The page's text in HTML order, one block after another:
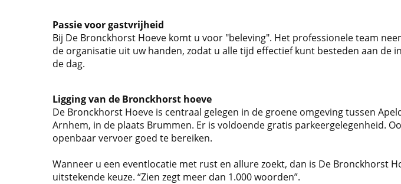
Passie voor gastvrijheid
Bij De Bronckhorst Hoeve komt u voor "beleving". Het professionele team
de organisatie uit uw handen, zodat u alle tijd effectief kunt besteden aan de
de dag.
Ligging van de Bronckhorst hoeve
De Bronckhorst Hoeve is centraal gelegen in de groene omgeving tussen
Arnhem, in de plaats Brummen. Er is voldoende gratis parkeergelegenheid.
openbaar vervoer goed te bereiken.
Wanneer u een eventlocatie met rust en allure zoekt, dan is De Bronckhorst
uitstekende keuze. “Zien zegt meer dan 1.000 woorden”.